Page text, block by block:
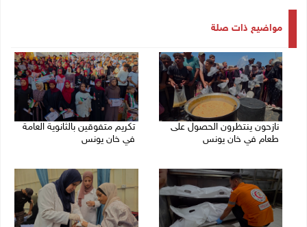
مواضيع ذات صلة
نازحون ينتظرون الحصول على
طعام في خان يونس
تكريم متفوقين بالثانوية العامة
في خان يونس